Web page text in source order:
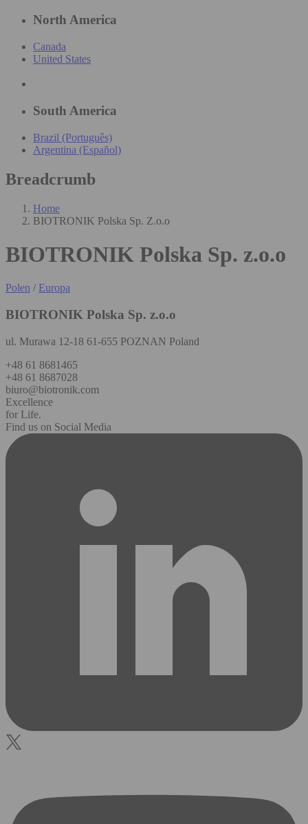
North America
Canada
United States
South America
Brazil (Português)
Argentina (Español)
Breadcrumb
Home
BIOTRONIK Polska Sp. Z.o.o
BIOTRONIK Polska Sp. z.o.o
Polen / Europa
BIOTRONIK Polska Sp. z.o.o
ul. Murawa 12-18 61-655 POZNAN Poland
+48 61 8681465
+48 61 8687028
biuro@biotronik.com
Excellence
for Life.
Find us on Social Media